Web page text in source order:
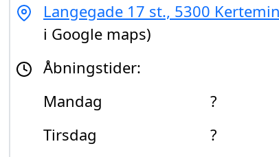
Langegade 17 st., 5300
i Google maps)
Åbningstider:
Mandag
?
Tirsdag
?